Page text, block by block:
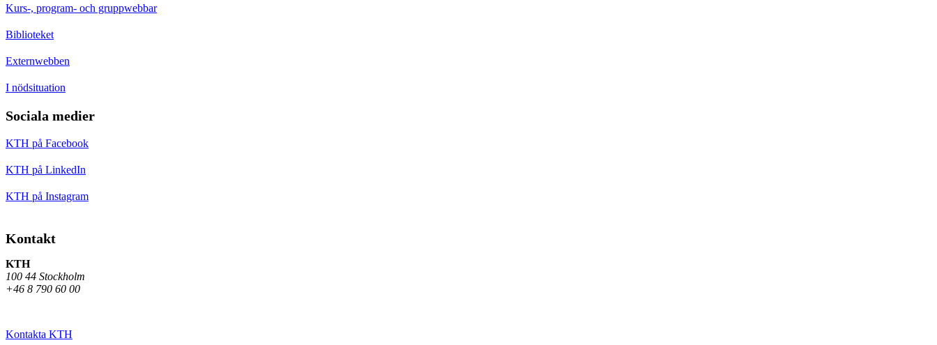
Kurs-, program- och gruppwebbar
Biblioteket
Externwebben
I nödsituation
Sociala medier
KTH på Facebook
KTH på LinkedIn
KTH på Instagram
Kontakt
KTH
100 44 Stockholm
+46 8 790 60 00
Kontakta KTH